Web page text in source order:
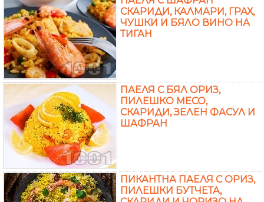
СКАРИДИ, КАЛМАРИ, ГРАХ,
ЧУШКИ И БЯЛО ВИНО НА
ТИГАН
ПАЕЛЯ С БЯЛ ОРИЗ,
ПИЛЕШКО МЕСО,
СКАРИДИ, ЗЕЛЕН ФАСУЛ И
ШАФРАН
ПИКАНТНА ПАЕЛЯ С ОРИЗ,
ПИЛЕШКИ БУТЧЕТА,